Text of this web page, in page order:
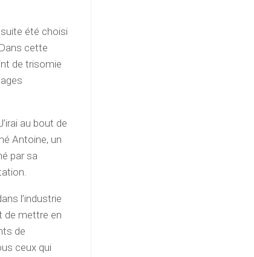
été choisi
cette
de trisomie
au bout de
Antoine, un
par sa
l’industrie
de mettre en
de
ceux qui